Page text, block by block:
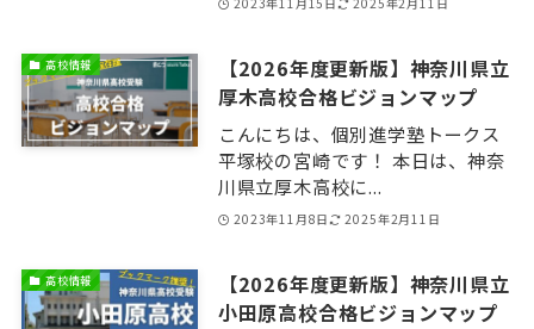
高校情報
【2026年度更新版】神奈川県立
厚木高校合格ビジョンマップ
こんにちは、個別進学塾トークス
平塚校の宮崎です！ 本日は、神奈
川県立厚木高校に...
2023年11月8日 2025年2月11日
高校情報
【2026年度更新版】神奈川県立
小田原高校合格ビジョンマップ